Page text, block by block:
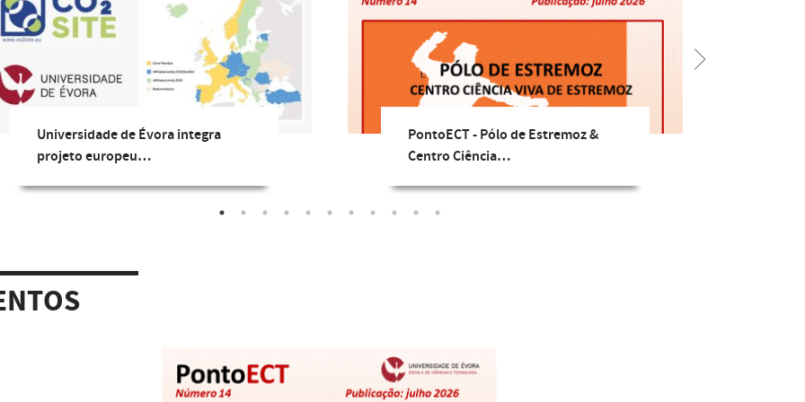
Universidade de Évora integra
projeto europeu…
PontoECT - Pólo de Estremoz &
Centro Ciência…